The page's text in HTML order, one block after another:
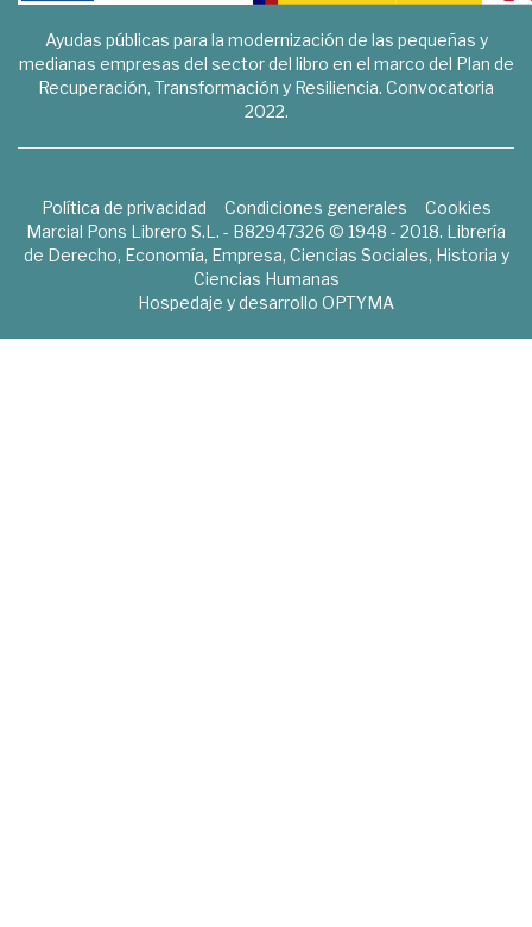
Ayudas públicas para la modernización de las pequeñas y
medianas empresas del sector del libro en el marco del Plan de
Recuperación, Transformación y Resiliencia. Convocatoria
2022.
Política de privacidad Condiciones generales
Cookies
Marcial Pons Librero S.L. - B82947326 © 1948 - 2018. Librería
de Derecho, Economía, Empresa, Ciencias Sociales, Historia y
Ciencias Humanas
Hospedaje y desarrollo OPTYMA